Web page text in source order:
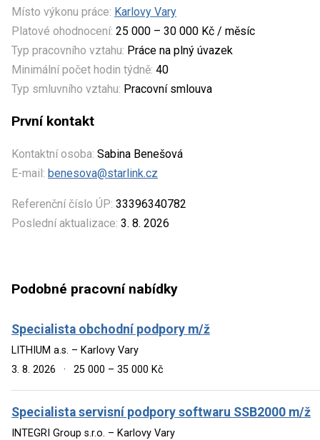
Místo výkonu práce: Karlovy Vary
Platové ohodnocení: 25 000 – 30 000 Kč / měsíc
Typ pracovního vztahu: Práce na plný úvazek
Minimální počet hodin týdně: 40
Typ smluvního vztahu: Pracovní smlouva
První kontakt
Kontaktní osoba: Sabina Benešová
E-mail: benesova@starlink.cz
Referenční číslo ÚP: 33396340782
Poslední aktualizace: 3. 8. 2026
Podobné pracovní nabídky
Specialista obchodní podpory m/ž
LITHIUM a.s. – Karlovy Vary
3. 8. 2026
· 25 000 – 35 000 Kč
Specialista servisní podpory softwaru SSB2000 m/ž
INTEGRI Group s.r.o. – Karlovy Vary